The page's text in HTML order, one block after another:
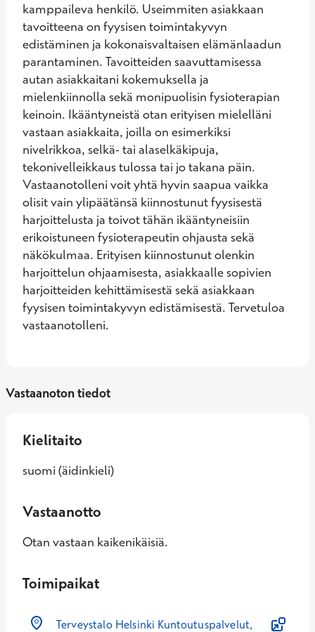
kamppaileva henkilö. Useimmiten asiakkaan
tavoitteena on fyysisen toimintakyvyn
edistäminen ja kokonaisvaltaisen elämänlaadun
parantaminen. Tavoitteiden saavuttamisessa
autan asiakkaitani kokemuksella ja
mielenkiinnolla sekä monipuolisin fysioterapian
keinoin. Ikääntyneistä otan erityisen mielelläni
vastaan asiakkaita, joilla on esimerkiksi
nivelrikkoa, selkä- tai alaselkäkipuja,
tekonivelleikkaus tulossa tai jo takana päin.
Vastaanotolleni voit yhtä hyvin saapua vaikka
olisit vain ylipäätänsä kiinnostunut fyysisestä
harjoittelusta ja toivot tähän ikääntyneisiin
erikoistuneen fysioterapeutin ohjausta sekä
näkökulmaa. Erityisen kiinnostunut olenkin
harjoittelun ohjaamisesta, asiakkaalle sopivien
harjoitteiden kehittämisestä sekä asiakkaan
fyysisen toimintakyvyn edistämisestä. Tervetuloa
vastaanotolleni.
Vastaanoton tiedot
Kielitaito
suomi (äidinkieli)
Vastaanotto
Otan vastaan kaikenikäisiä.
Toimipaikat
Terveystalo Helsinki Kuntoutuspalvelut,